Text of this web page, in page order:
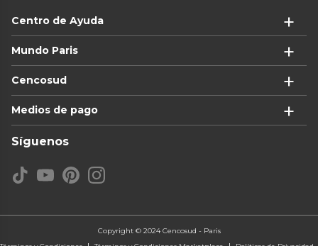
Centro de Ayuda
Mundo Paris
Cencosud
Medios de pago
Síguenos
Copyright © 2024 Cencosud - Paris